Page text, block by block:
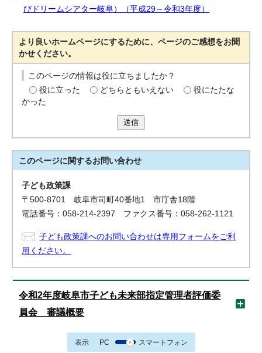
びドリームシアター岐阜）（平成29～令和3年度）
より良いホームページにするために、ページのご感想をお聞
かせください。
このページの情報は役に立ちましたか？
役に立った
どちらともいえない
役にたたな
かった
送信
このページに関するお問い合わせ
子ども政策課
〒500-8701 岐阜市司町40番地1 市庁舎18階
電話番号：058-214-2397 ファクス番号：058-262-1121
子ども政策課へのお問い合わせは専用フォームをご利
用ください。
令和2年度岐阜市子ども未来部指定管理者評価委
員会 審議概要
表示 PC スマートフォン